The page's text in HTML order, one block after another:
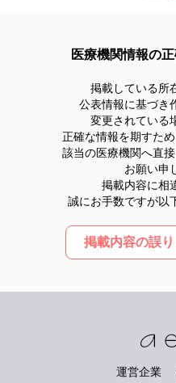
医療機関情報の
掲載している所
公表情報に基づき
変更されている
正確な情報を期すた
該当の医療機関へ直
お願い申
掲載内容に相
誠にお手数ですが以
掲載内容の誤
運営企業